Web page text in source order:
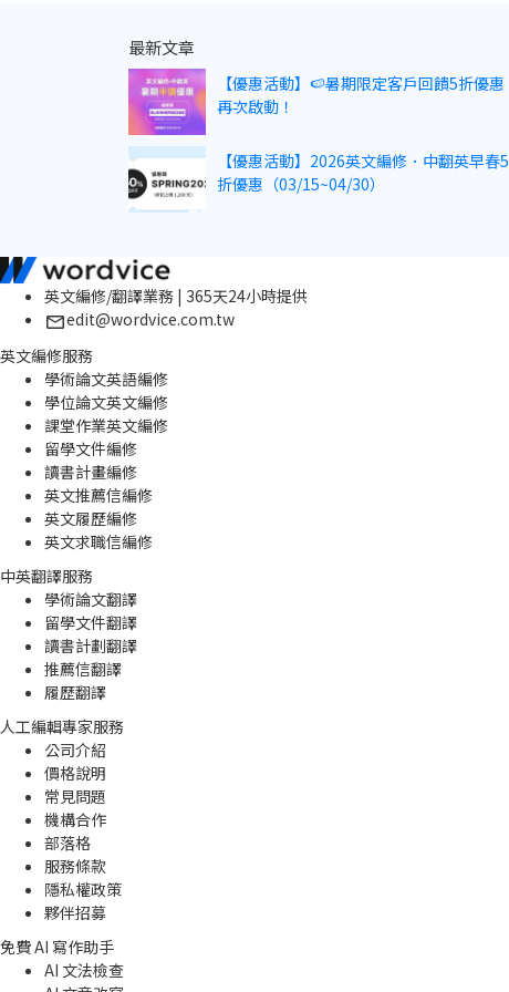
最新文章
【優惠活動】🍉暑期限定客戶回饋5折優惠
再次啟動！
【優惠活動】2026英文編修．中翻英早春5
折優惠（03/15~04/30）
英文編修/翻譯業務 | 365天24小時提供
edit@wordvice.com.tw
英文編修服務
學術論文英語編修
學位論文英文編修
課堂作業英文編修
留學文件編修
讀書計畫編修
英文推薦信編修
英文履歷編修
英文求職信編修
中英翻譯服務
學術論文翻譯
留學文件翻譯
讀書計劃翻譯
推薦信翻譯
履歷翻譯
人工編輯專家服務
公司介紹
價格說明
常見問題
機構合作
部落格
服務條款
隱私權政策
夥伴招募
免費 AI 寫作助手
AI 文法檢查